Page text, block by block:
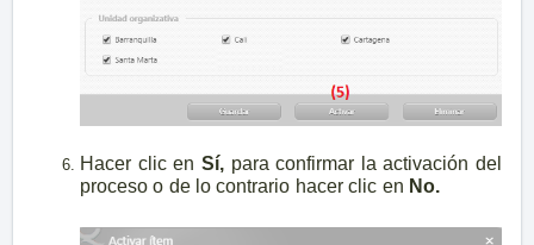
Hacer clic en Sí,para confirmar la activación del
proceso o de lo contrario hacer clic en No.